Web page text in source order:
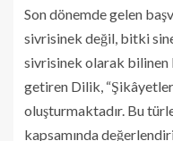
Son dönemde gelen
sivrisinek değil, bitki
sivrisinek olarak
getiren Dilik,
oluşturmaktadır. Bu
kapsamında